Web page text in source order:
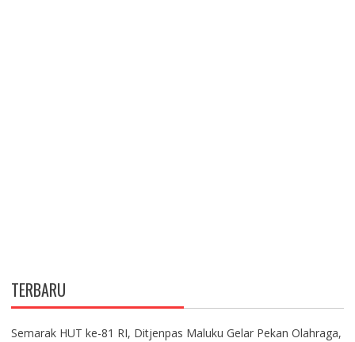
TERBARU
Semarak HUT ke-81 RI, Ditjenpas Maluku Gelar Pekan Olahraga,